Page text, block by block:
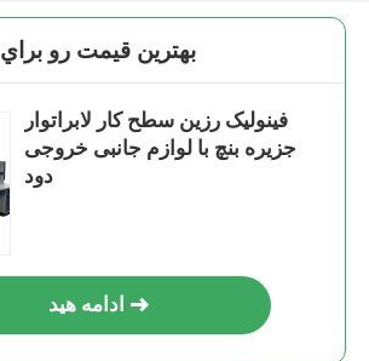
بهترين قيمت رو براي
فینولیک رزین سطح کار لابراتوار
جزیره بنچ با لوازم جانبی خروجی
دود
ادامه هید